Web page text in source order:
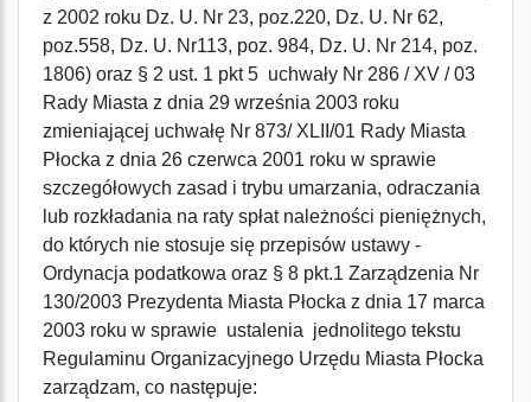
z 2002 roku Dz. U. Nr 23, poz.220, Dz. U. Nr 62,
poz.558, Dz. U. Nr113, poz. 984, Dz. U. Nr 214, poz.
1806) oraz § 2 ust. 1 pkt 5 uchwały Nr 286 / XV / 03
Rady Miasta z dnia 29 września 2003 roku
zmieniającej uchwałę Nr 873/ XLII/01 Rady Miasta
Płocka z dnia 26 czerwca 2001 roku w sprawie
szczegółowych zasad i trybu umarzania, odraczania
lub rozkładania na raty spłat należności pieniężnych,
do których nie stosuje się przepisów ustawy -
Ordynacja podatkowa oraz § 8 pkt.1 Zarządzenia Nr
130/2003 Prezydenta Miasta Płocka z dnia 17 marca
2003 roku w sprawie ustalenia jednolitego tekstu
Regulaminu Organizacyjnego Urzędu Miasta Płocka
zarządzam, co następuje: